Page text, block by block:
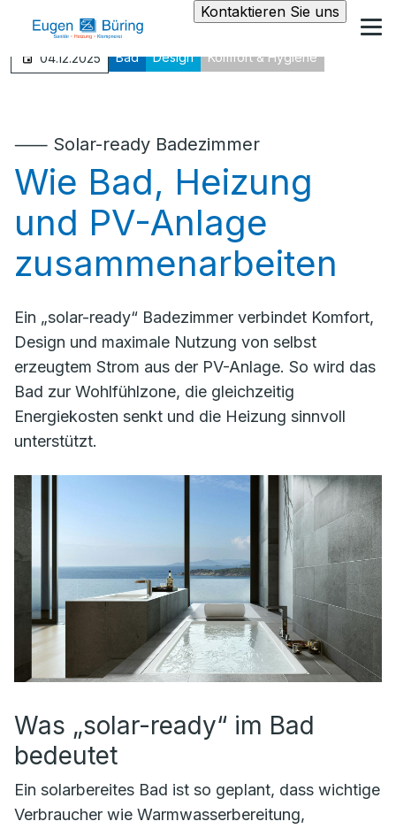
Kontaktieren Sie uns
04.12.2025 Bad Design Komfort & Hygiene
⸺ Solar-ready Badezimmer
Wie Bad, Heizung
und PV-Anlage
zusammenarbeiten
Ein „solar-ready“ Badezimmer verbindet Komfort,
Design und maximale Nutzung von selbst
erzeugtem Strom aus der PV-Anlage. So wird das
Bad zur Wohlfühlzone, die gleichzeitig
Energiekosten senkt und die Heizung sinnvoll
unterstützt.
Was „solar-ready“ im Bad
bedeutet
Ein solar­bereites Bad ist so geplant, dass wichtige
Verbraucher wie Warmwasserbereitung,